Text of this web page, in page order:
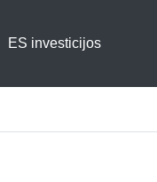
ES investicijos